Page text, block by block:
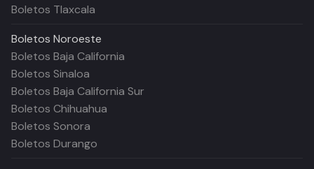
Boletos Tlaxcala
Boletos Noroeste
Boletos Baja California
Boletos Sinaloa
Boletos Baja California Sur
Boletos Chihuahua
Boletos Sonora
Boletos Durango